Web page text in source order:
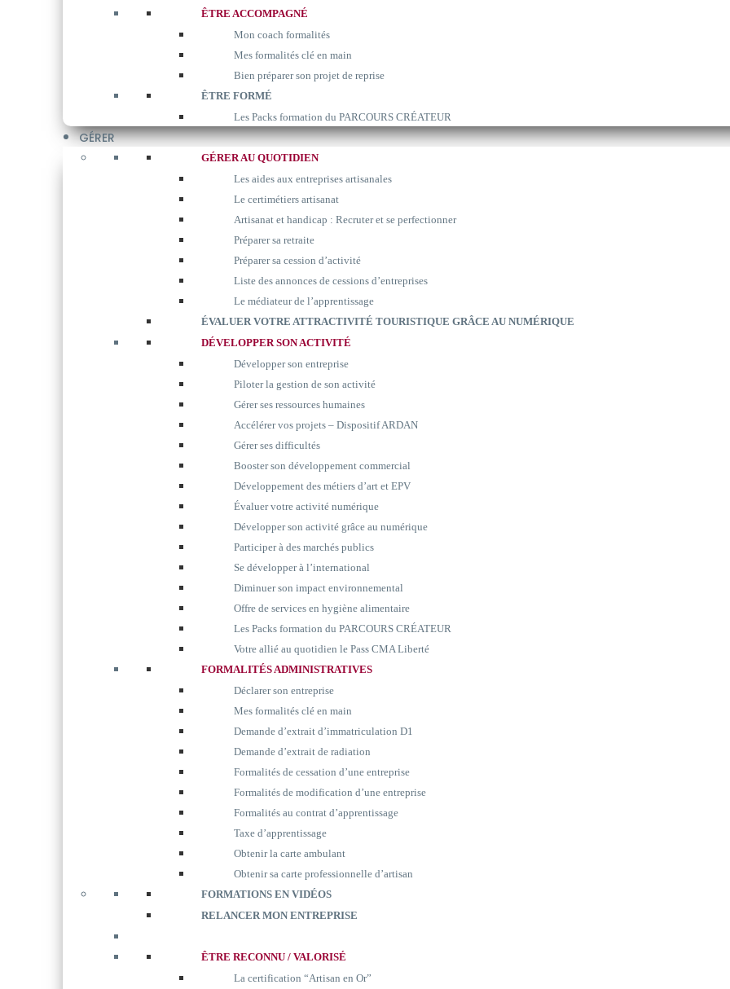
ÊTRE ACCOMPAGNÉ
Mon coach formalités
Mes formalités clé en main
Bien préparer son projet de reprise
ÊTRE FORMÉ
Les Packs formation du PARCOURS CRÉATEUR
GÉRER
GÉRER AU QUOTIDIEN
Les aides aux entreprises artisanales
Le certimétiers artisanat
Artisanat et handicap : Recruter et se perfectionner
Préparer sa retraite
Préparer sa cession d’activité
Liste des annonces de cessions d’entreprises
Le médiateur de l’apprentissage
ÉVALUER VOTRE ATTRACTIVITÉ TOURISTIQUE GRÂCE AU NUMÉRIQUE
DÉVELOPPER SON ACTIVITÉ
Développer son entreprise
Piloter la gestion de son activité
Gérer ses ressources humaines
Accélérer vos projets – Dispositif ARDAN
Gérer ses difficultés
Booster son développement commercial
Développement des métiers d’art et EPV
Évaluer votre activité numérique
Développer son activité grâce au numérique
Participer à des marchés publics
Se développer à l’international
Diminuer son impact environnemental
Offre de services en hygiène alimentaire
Les Packs formation du PARCOURS CRÉATEUR
Votre allié au quotidien le Pass CMA Liberté
FORMALITÉS ADMINISTRATIVES
Déclarer son entreprise
Mes formalités clé en main
Demande d’extrait d’immatriculation D1
Demande d’extrait de radiation
Formalités de cessation d’une entreprise
Formalités de modification d’une entreprise
Formalités au contrat d’apprentissage
Taxe d’apprentissage
Obtenir la carte ambulant
Obtenir sa carte professionnelle d’artisan
FORMATIONS EN VIDÉOS
RELANCER MON ENTREPRISE
ÊTRE RECONNU / VALORISÉ
La certification “Artisan en Or”